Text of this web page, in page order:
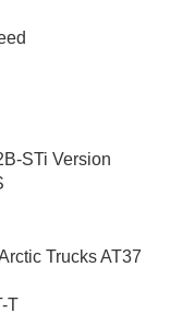
STi Version
Trucks AT37
T